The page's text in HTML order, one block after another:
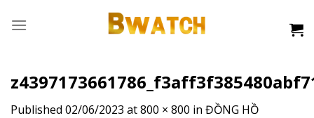
Published 02/06/2023 at800 × 800 in ĐỒNG HỒ